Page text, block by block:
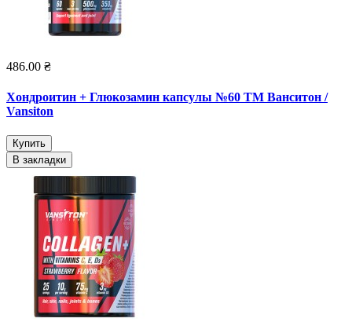
486.00 ₴
Хондроитин + Глюкозамин капсулы №60 ТМ Ванситон /
Vansiton
Купить
В закладки